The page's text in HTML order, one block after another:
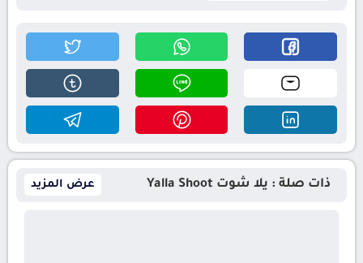
ذات صلة : يلا شوت Yalla Shoot عرض المزيد